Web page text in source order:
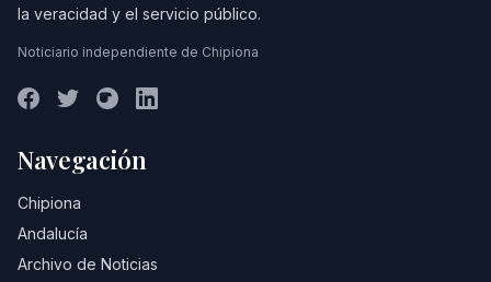
la veracidad y el servicio público.
Noticiario independiente de Chipiona
Navegación
Chipiona
Andalucía
Archivo de Noticias